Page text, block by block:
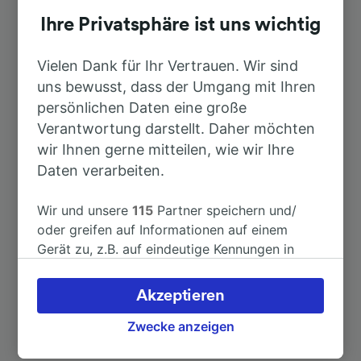
Nach Argentière
Nach Paris 6h 24min
Nach Paris Gare de Lyon 6h 24min
Ihre Privatsphäre ist uns wichtig
Vielen Dank für Ihr Vertrauen. Wir sind
uns bewusst, dass der Umgang mit Ihren
persönlichen Daten eine große
Verantwortung darstellt. Daher möchten
wir Ihnen gerne mitteilen, wie wir Ihre
Daten verarbeiten.
Wir und unsere115 Partner speichern und/
oder greifen auf Informationen auf einem
Gerät zu, z.B. auf eindeutige Kennungen in
verarbeiten. Sie können Ihre Präferenzen
akzeptieren oder verwalten, einschließlich
Ihres Widerspruchsrechts bei berechtigtem
Zwecke anzeigen
Akzeptieren